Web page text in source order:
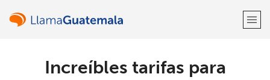
¡Bienvenido!
Increíbles tarifas para